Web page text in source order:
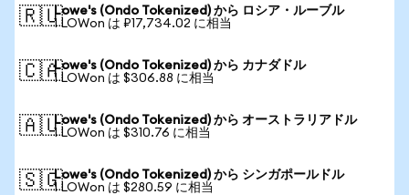
🇷🇺Lowe's (Ondo Tokenized) から ロシア・ルーブル
1 LOWon は ₽17,734.02 に相当
🇨🇦Lowe's (Ondo Tokenized) から カナダドル
1 LOWon は $306.88 に相当
🇦🇺Lowe's (Ondo Tokenized) から オーストラリアドル
1 LOWon は $310.76 に相当
🇸🇬Lowe's (Ondo Tokenized) から シンガポールドル
1 LOWon は $280.59 に相当